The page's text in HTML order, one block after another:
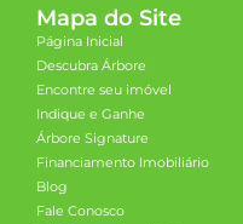
Mapa do Site
Página Inicial
Descubra Árbore
Encontre seu imóvel
Indique e Ganhe
Árbore Signature
Financiamento Imobiliário
Blog
Fale Conosco